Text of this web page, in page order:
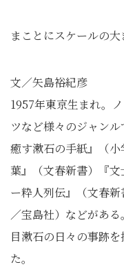
まことにスケールの大
文／矢島裕紀彦
1957年東京生まれ。
ツなど様々のジャン
癒す漱石の手紙』（
葉』（文春新書）『
ー粋人列伝』（文春新
／宝島社）などがあ
目漱石の日々の事跡を
た。